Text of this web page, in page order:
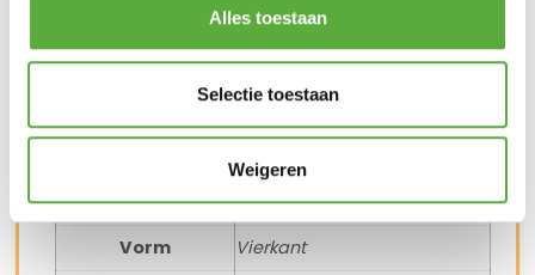
Alles toestaan
Selectie toestaan
Weigeren
Merk
Madison
Materiaal 2
aluminium
Vorm
Vierkant